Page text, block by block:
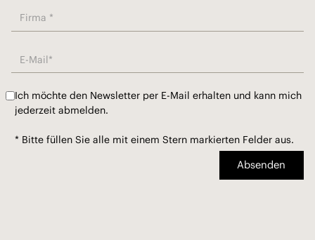
Ich möchte den Newsletter per E-Mail erhalten und kann mich
jederzeit abmelden.
* Bitte füllen Sie alle mit einem Stern markierten Felder aus.
Absenden
Absenden